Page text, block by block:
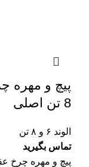
8 تن اصلی
الوند ۶ و ۸ تن
تماس بگیرید